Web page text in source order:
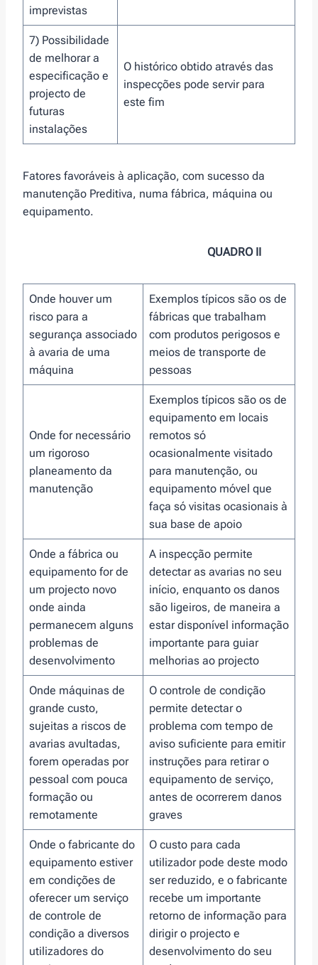
imprevistas
7) Possibilidade
de melhorar a
especificação e
projecto de
futuras
instalações
O histórico obtido através das
inspecções pode servir para
este fim
Fatores favoráveis à aplicação, com sucesso da
manutenção Preditiva, numa fábrica, máquina ou
equipamento.
QUADRO II
Onde houver um
risco para a
segurança associado
à avaria de uma
máquina
Exemplos típicos são os de
fábricas que trabalham
com produtos perigosos e
meios de transporte de
pessoas
Onde for necessário
um rigoroso
planeamento da
manutenção
Exemplos típicos são os de
equipamento em locais
remotos só
ocasionalmente visitado
para manutenção, ou
equipamento móvel que
faça só visitas ocasionais à
sua base de apoio
Onde a fábrica ou
equipamento for de
um projecto novo
onde ainda
permanecem alguns
problemas de
desenvolvimento
A inspecção permite
detectar as avarias no seu
início, enquanto os danos
são ligeiros, de maneira a
estar disponível informação
importante para guiar
melhorias ao projecto
Onde máquinas de
grande custo,
sujeitas a riscos de
avarias avultadas,
forem operadas por
pessoal com pouca
formação ou
remotamente
O controle de condição
permite detectar o
problema com tempo de
aviso suficiente para emitir
instruções para retirar o
equipamento de serviço,
antes de ocorrerem danos
graves
Onde o fabricante do
equipamento estiver
em condições de
oferecer um serviço
de controle de
condição a diversos
utilizadores do
O custo para cada
utilizador pode deste modo
ser reduzido, e o fabricante
recebe um importante
retorno de informação para
dirigir o projecto e
desenvolvimento do seu